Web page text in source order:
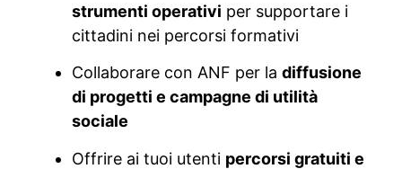
strumenti operativi per supportare i
cittadini nei percorsi formativi
Collaborare con ANF per la diffusione
di progetti e campagne di utilità
sociale
Offrire ai tuoi utenti percorsi gratuiti e